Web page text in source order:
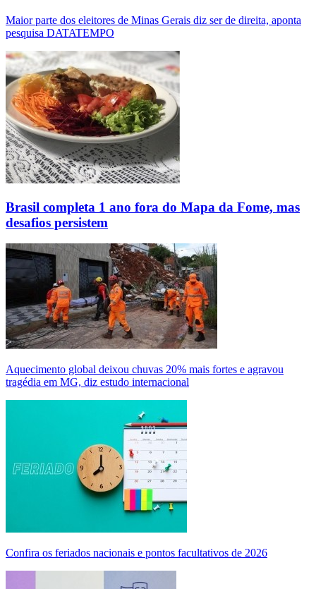
Maior parte dos eleitores de Minas Gerais diz ser de direita, aponta
pesquisa DATATEMPO
Brasil completa 1 ano fora do Mapa da Fome, mas
desafios persistem
Aquecimento global deixou chuvas 20% mais fortes e agravou
tragédia em MG, diz estudo internacional
Confira os feriados nacionais e pontos facultativos de 2026